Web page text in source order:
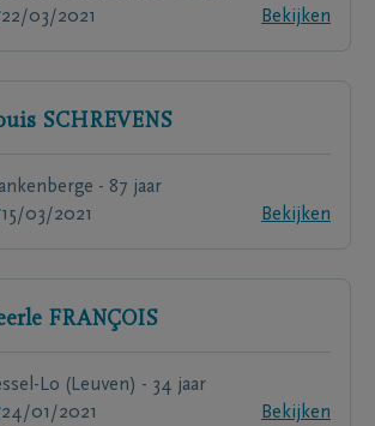
22/03/2021
Bekijken
SCHREVENS
- 87 jaar
15/03/2021
Bekijken
FRANÇOIS
Lo (Leuven) - 34 jaar
24/01/2021
Bekijken